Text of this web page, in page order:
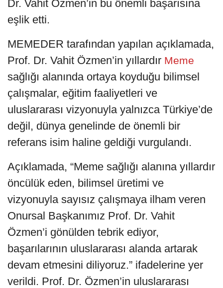
Dr. Vahit Özmen’in bu önemli başarısına
eşlik etti.
MEMEDER tarafından yapılan açıklamada,
Prof. Dr. Vahit Özmen’in yıllardır Meme
sağlığı alanında ortaya koyduğu bilimsel
çalışmalar, eğitim faaliyetleri ve
uluslararası vizyonuyla yalnızca Türkiye’de
değil, dünya genelinde de önemli bir
referans isim haline geldiği vurgulandı.
Açıklamada, “Meme sağlığı alanına yıllardır
öncülük eden, bilimsel üretimi ve
vizyonuyla sayısız çalışmaya ilham veren
Onursal Başkanımız Prof. Dr. Vahit
Özmen’i gönülden tebrik ediyor,
başarılarının uluslararası alanda artarak
devam etmesini diliyoruz.” ifadelerine yer
verildi. Prof. Dr. Özmen’in uluslararası